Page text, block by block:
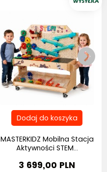
MASTERKIDZ Mobilna Stacja
Aktywności STEM...
3 699,00 PLN